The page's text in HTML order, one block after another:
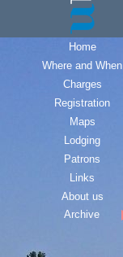
Home
Where and When
Charges
Registration
Maps
Lodging
About us
Patrons
Links
Archive